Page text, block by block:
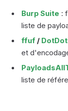
Burp Suite :
liste de
ffuf /
et
liste de